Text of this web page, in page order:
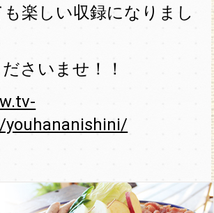
楽しい収録になりまし
さいませ！！
youhananishini/